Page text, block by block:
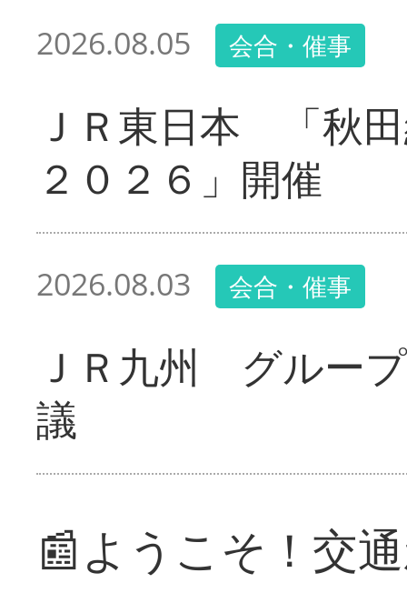
2026.08.05 会合・催事
ＪＲ東日本 「秋
２０２６」開催
2026.08.03 会合・催事
ＪＲ九州 グルー
議
📰ようこそ！交